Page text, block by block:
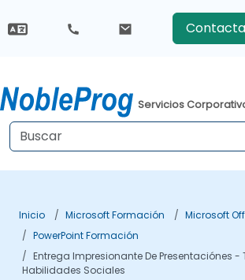
Servicios
Inicio Microsoft Formación
Microsoft
PowerPoint Formación
Entrega Impresionante De Presentaciónes -
Habilidades Sociales